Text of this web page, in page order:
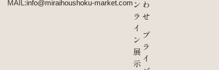
MAIL:info@miraihoushoku-market.com ン
ラ
イ
ン
展
示
わ
せ
プ
ラ
イ